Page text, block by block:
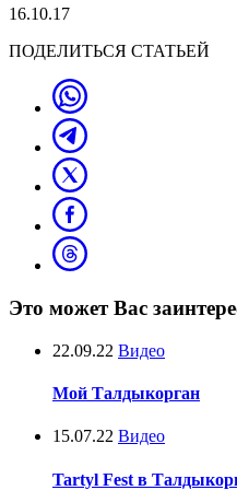
16.10.17
ПОДЕЛИТЬСЯ СТАТЬЕЙ
Это может Вас
22.09.22 Видео
Мой Талдыкорган
15.07.22 Видео
Tartyl Fest в